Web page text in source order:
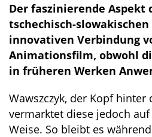
Der faszinierende Aspekt
tschechisch-
innovativen Verbindung
Animationsfilm, obwohl
in früheren Werken
Wawszczyk, der Kopf hinter
vermarktet diese jedoch
Weise. So bleibt es